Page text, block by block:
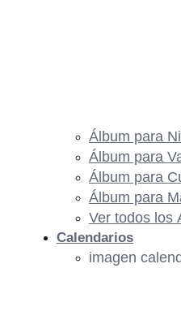
Álbum para
Álbum para
Álbum para
Álbum para
Ver todos los
Calendarios
imagen